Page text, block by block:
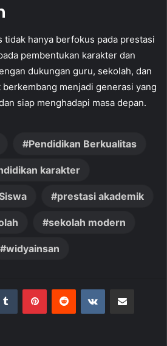
tidak hanya berfokus pada prestasi
pembentukan karakter dan
dukungan guru, sekolah, dan
menjadi generasi yang
siap menghadapi masa depan.
Pendidikan Berkualitas
karakter
prestasi akademik
sekolah modern
widyainsan
Tumblr PinterestReddit VKontakte